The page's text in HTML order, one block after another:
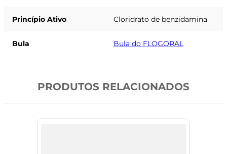
Princípio Ativo Cloridrato de benzidamina
Bula Bula do FLOGORAL
PRODUTOS RELACIONADOS